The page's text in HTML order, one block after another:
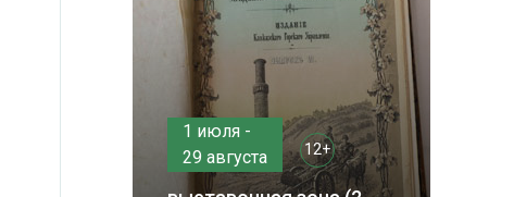
1 июля -
29 августа
12+